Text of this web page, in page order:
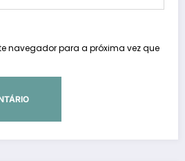
navegador para a próxima vez que